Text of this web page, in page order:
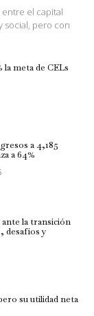
el capital
social, pero con
la meta de CELs
a 4,185
a 64%
la transición
desafíos y
su utilidad neta